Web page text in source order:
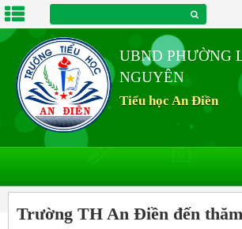
UBND PHƯỜNG
NGUYÊN
Tiểu học An Điền
Trường TH An Điền đến